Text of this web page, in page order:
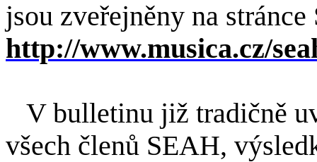
jsou zveřejněny na
http://www.musica.cz/
V bulletinu již tradičně
všech členů SEAH,